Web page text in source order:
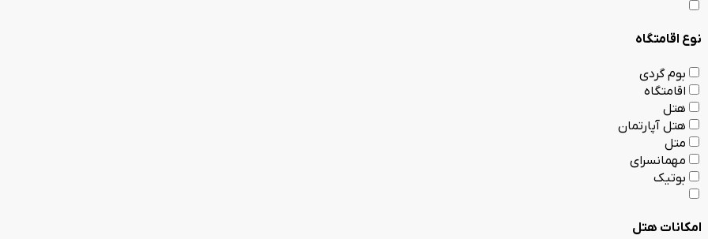
نوع اقامتگاه
بوم گردی
اقامتگاه
هتل
هتل آپارتمان
متل
مهمانسرای
بوتیک
امکانات هتل